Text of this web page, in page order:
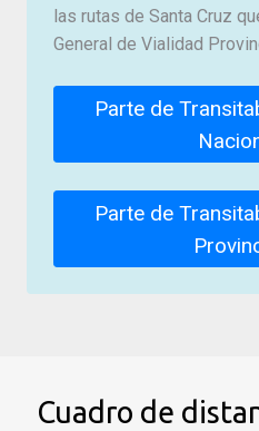
las rutas de Santa Cruz
General de Vialidad
Parte de
Parte de
Cuadro de